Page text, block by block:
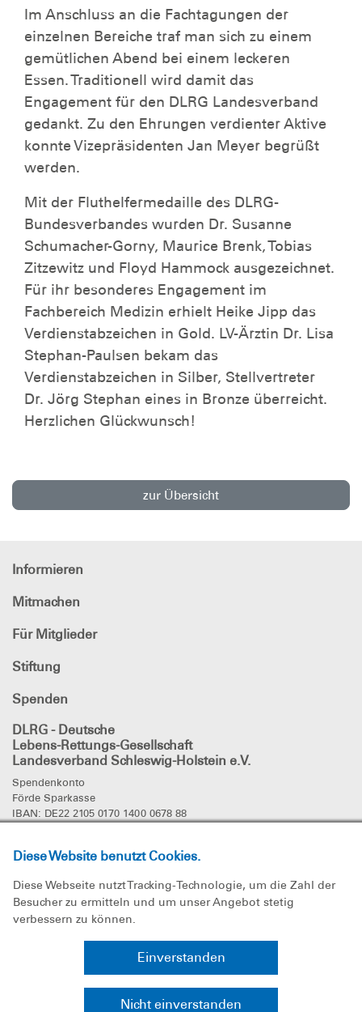
Im Anschluss an die Fachtagungen der
einzelnen Bereiche traf man sich zu einem
gemütlichen Abend bei einem leckeren
Essen. Traditionell wird damit das
Engagement für den DLRG Landesverband
gedankt. Zu den Ehrungen verdienter Aktive
konnte Vizepräsidenten Jan Meyer begrüßt
werden.
Mit der Fluthelfermedaille des DLRG-
Bundesverbandes wurden Dr. Susanne
Schumacher-Gorny, Maurice Brenk, Tobias
Zitzewitz und Floyd Hammock ausgezeichnet.
Für ihr besonderes Engagement im
Fachbereich Medizin erhielt Heike Jipp das
Verdienstabzeichen in Gold. LV-Ärztin Dr. Lisa
Stephan-Paulsen bekam das
Verdienstabzeichen in Silber, Stellvertreter
Dr. Jörg Stephan eines in Bronze überreicht.
Herzlichen Glückwunsch!
zur Übersicht
Diese Website benutzt Cookies.
Diese Webseite nutzt Tracking-Technologie, um die Zahl der
Besucher zu ermitteln und um unser Angebot stetig
verbessern zu können.
Einverstanden
Nicht einverstanden
Informieren
Mitmachen
Für Mitglieder
Stiftung
Spenden
DLRG - Deutsche
Lebens-Rettungs-Gesellschaft
Landesverband Schleswig-Holstein e.V.
Spendenkonto
Förde Sparkasse
IBAN: DE22 2105 0170 1400 0678 88
DLRG in den sozialen Netzwerken